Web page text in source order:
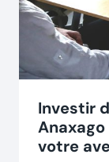
Investir
votre